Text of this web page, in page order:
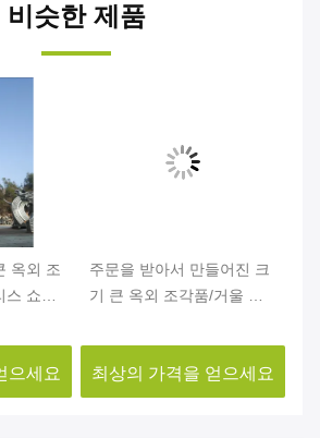
비슷한 제품
옥외 조
스 쇼핑
으세요
주문을 받아서 만들어진 크
기 큰 옥외 조각품/거울 스
최상의 가격을 얻으세요